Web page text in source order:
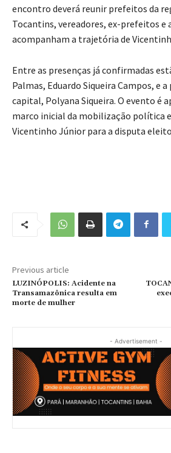
encontro deverá reunir prefeitos da
Tocantins, vereadores, ex-prefeitos e
acompanham a trajetória de
Entre as presenças já confirmadas
Palmas, Eduardo Siqueira Campos, e
capital, Polyana Siqueira. O evento é
marco inicial da mobilização política
Vicentinho Júnior para a disputa
Previous article
LUZINÓPOLIS: Acidente na
Transamazônica resulta em
morte de mulher
- Advertisement -